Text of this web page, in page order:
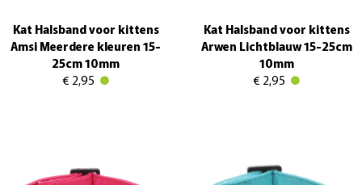
Kat Halsband voor kittens
Amsi Meerdere kleuren 15-
25cm 10mm
€ 2,95
Kat Halsband voor kittens
Arwen Lichtblauw 15-25cm
10mm
€ 2,95